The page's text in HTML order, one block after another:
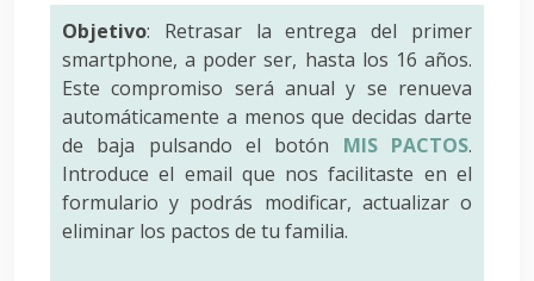
Objetivo: Retrasar la entrega del primer
smartphone, a poder ser, hasta los 16 años.
Este compromiso será anual y se renueva
automáticamente a menos que decidas darte
de baja pulsando el botón MIS PACTOS.
Introduce el email que nos facilitaste en el
formulario y podrás modificar, actualizar o
eliminar los pactos de tu familia.